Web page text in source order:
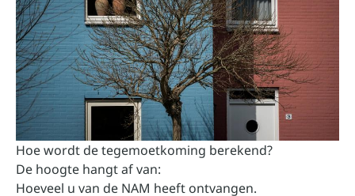
Hoe wordt de tegemoetkoming berekend?
De hoogte hangt af van:
Hoeveel u van de NAM heeft ontvangen.